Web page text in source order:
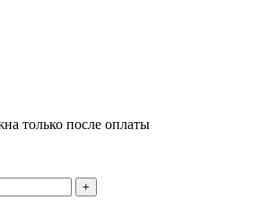
только после оплаты
+